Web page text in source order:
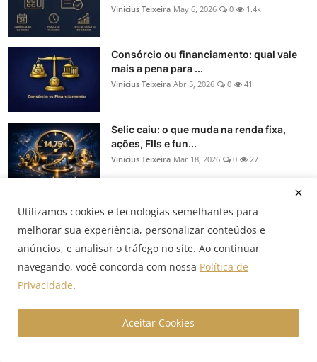
Vinicius Teixeira May 6, 2026 0 1.4k
Consórcio ou financiamento: qual vale
mais a pena para ...
Vinicius Teixeira Abr 5, 2026 0 41
Selic caiu: o que muda na renda fixa,
ações, FIIs e fun...
Vinicius Teixeira Mar 18, 2026 0 27
formado e como reduzir
Vinicius Teixeira Nov 10, 2025 0 17
Vinicius Teixeira Nov 8, 2025 0 19
Utilizamos cookies e tecnologias semelhantes para
melhorar sua experiência, personalizar conteúdos e
anúncios, e analisar o tráfego no site. Ao continuar
navegando, você concorda com nossa Política de
Privacidade.
Aceitar Cookies